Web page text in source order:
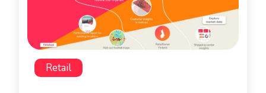
Retail